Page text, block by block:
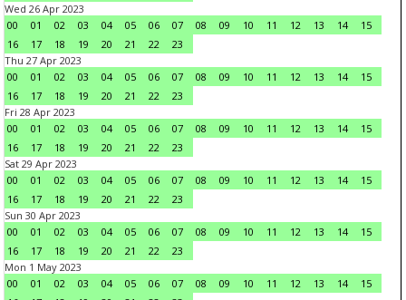
Wed 26 Apr 2023
00
01 02 03 04 05 06 07 08 09 10 11 12 13 14
15
16
17 18 19 20 21 22
23
Thu 27 Apr 2023
00
01 02 03 04 05 06 07 08 09 10 11 12 13 14
15
16
17 18 19 20 21 22
23
Fri 28 Apr 2023
00
01 02 03 04 05 06 07 08 09 10 11 12 13 14
15
16
17 18 19 20 21 22
23
Sat 29 Apr 2023
00
01 02 03 04 05 06 07 08 09 10 11 12 13 14
15
16
17 18 19 20 21 22
23
Sun 30 Apr 2023
00
01 02 03 04 05 06 07 08 09 10 11 12 13 14
15
16
17 18 19 20 21 22
23
Mon 1 May 2023
00
01 02 03 04 05 06 07 08 09 10 11 12 13 14
15